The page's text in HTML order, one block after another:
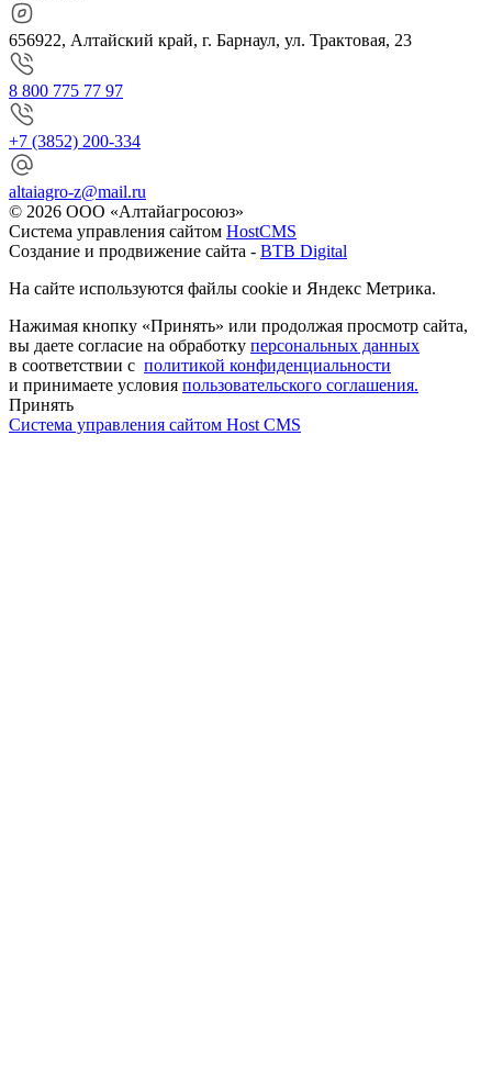
656922, Алтайский край, г. Барнаул, ул. Трактовая, 23
8 800 775 77 97
+7 (3852) 200-334
altaiagro-z@mail.ru
© 2026 ООО «Алтайагросоюз»
Система управления сайтом HostCMS
Создание и продвижение сайта - BTB Digital
На сайте используются файлы cookie и Яндекс Метрика.
Нажимая кнопку «Принять» или продолжая просмотр сайта,
вы даете согласие на обработку персональных данных
в соответствии с политикой конфиденциальности
и принимаете условия пользовательского соглашения.
Принять
Система управления сайтом Host CMS